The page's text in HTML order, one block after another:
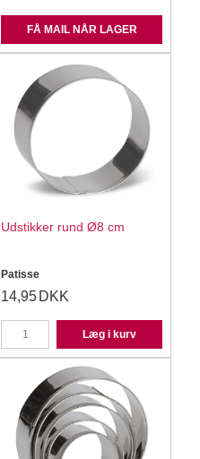
FÅ MAIL NÅR LAGER
Udstikker rund Ø8 cm
Patisse
14,95 DKK
Læg i kurv